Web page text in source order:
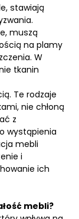
stawiają
muszą
na plamy
W
tkanin
Te rodzaje
nie chłoną
z
wystąpienia
mebli
i
ich
mebli?